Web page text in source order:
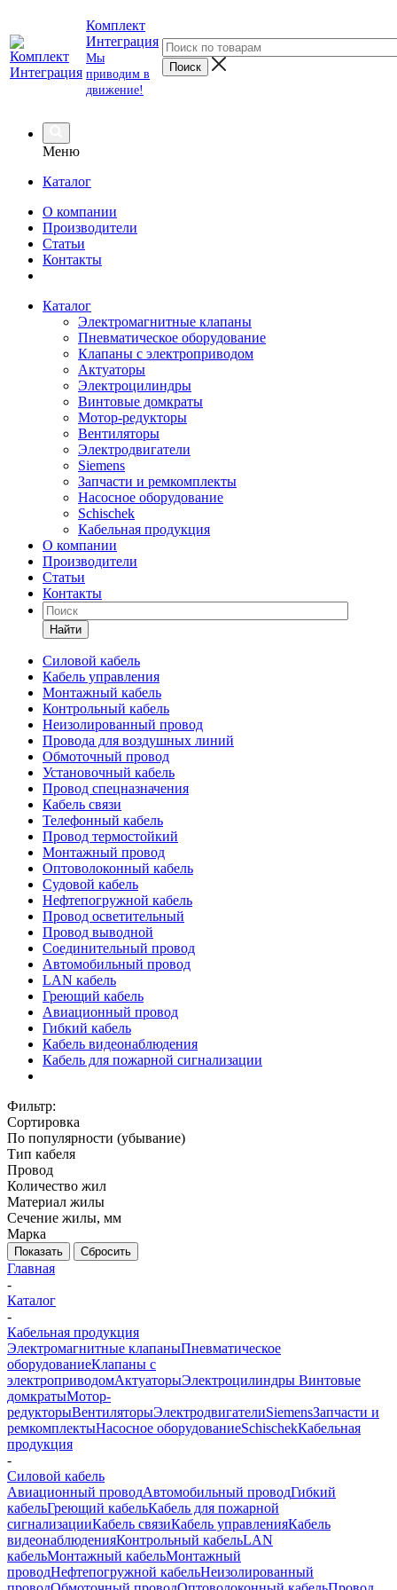
Комплект
Интеграция
Мы
приводим в
движение!
Меню
Каталог
О компании
Производители
Статьи
Контакты
Каталог
Электромагнитные клапаны
Пневматическое оборудование
Клапаны с электроприводом
Актуаторы
Электроцилиндры
Винтовые домкраты
Мотор-редукторы
Вентиляторы
Электродвигатели
Siemens
Запчасти и ремкомплекты
Насосное оборудование
Schischek
Кабельная продукция
О компании
Производители
Статьи
Контакты
Найти
Силовой кабель
Кабель управления
Монтажный кабель
Контрольный кабель
Неизолированный провод
Провода для воздушных линий
Обмоточный провод
Установочный кабель
Провод спецназначения
Кабель связи
Телефонный кабель
Провод термостойкий
Монтажный провод
Оптоволоконный кабель
Судовой кабель
Нефтепогружной кабель
Провод осветительный
Провод выводной
Соединительный провод
Автомобильный провод
LAN кабель
Греющий кабель
Авиационный провод
Гибкий кабель
Кабель видеонаблюдения
Кабель для пожарной сигнализации
Фильтр:
Сортировка
По популярности (убывание)
Тип кабеля
Провод
Количество жил
Материал жилы
Сечение жилы, мм
Марка
Показать Сбросить
Главная
-
Каталог
-
Кабельная продукция
Электромагнитные клапаныПневматическое
оборудованиеКлапаны с
электроприводомАктуаторыЭлектроцилиндры Винтовые
домкратыМотор-
редукторыВентиляторыЭлектродвигателиSiemensЗапчасти и
ремкомплектыНасосное оборудованиеSchischekКабельная
продукция
-
Силовой кабель
Авиационный проводАвтомобильный проводГибкий
кабельГреющий кабельКабель для пожарной
сигнализацииКабель связиКабель управленияКабель
видеонаблюденияКонтрольный кабельLAN
кабельМонтажный кабельМонтажный
проводНефтепогружной кабельНеизолированный